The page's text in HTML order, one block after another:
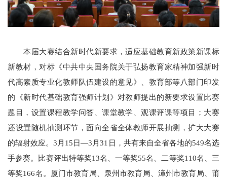
本届大赛结合新时代新要求，适应基础教育新政策新课标
新教材，对标《中共中央国务院关于弘扬教育家精神加强新时
代高素质专业化教师队伍建设的意见》、教育部等八部门印发
的《新时代基础教育强师计划》对教师提出的新要求设置比赛
题目，设置课程教学问答、课堂教学、观课评课等项目；大赛
还设置随机抽测环节，面向全省全体教师开展抽测，扩大大赛
的辐射效应。3月15日—3月31日，共有来自全省各地的549名选
手参赛。比赛评出特等奖13名、一等奖55名、二等奖110名、三
等奖166名。厦门市教育局、泉州市教育局、漳州市教育局、莆